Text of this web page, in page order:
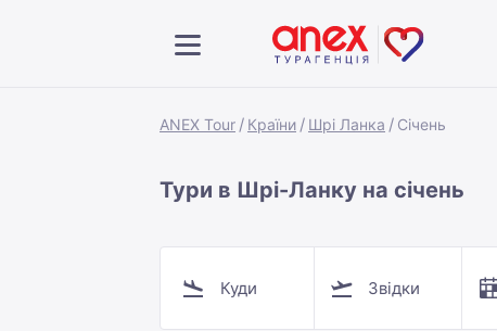
ANEX Tour Країни Шрі Ланка Січень
Тури в Шрі-Ланку на січень
Куди Звідки